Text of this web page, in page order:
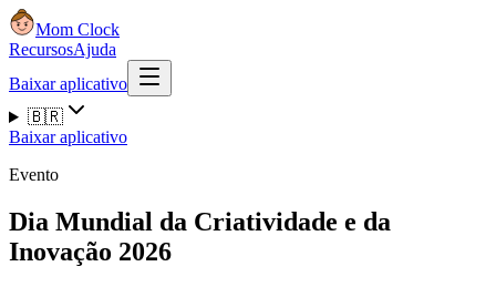
Mom Clock
RecursosAjuda
Baixar aplicativo
🇧🇷
Baixar aplicativo
Evento
Dia Mundial da Criatividade e da
Inovação 2026